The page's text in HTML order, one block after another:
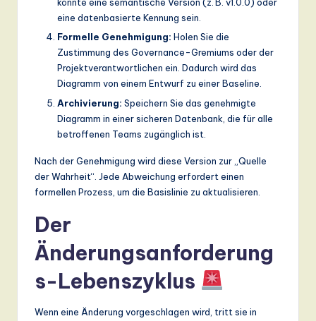
könnte eine semantische Version (z. B. v1.0.0) oder
eine datenbasierte Kennung sein.
Formelle Genehmigung: Holen Sie die
Zustimmung des Governance-Gremiums oder der
Projektverantwortlichen ein. Dadurch wird das
Diagramm von einem Entwurf zu einer Baseline.
Archivierung: Speichern Sie das genehmigte
Diagramm in einer sicheren Datenbank, die für alle
betroffenen Teams zugänglich ist.
Nach der Genehmigung wird diese Version zur „Quelle
der Wahrheit“. Jede Abweichung erfordert einen
formellen Prozess, um die Basislinie zu aktualisieren.
Der
Änderungsanforderung
s-Lebenszyklus
Wenn eine Änderung vorgeschlagen wird, tritt sie in